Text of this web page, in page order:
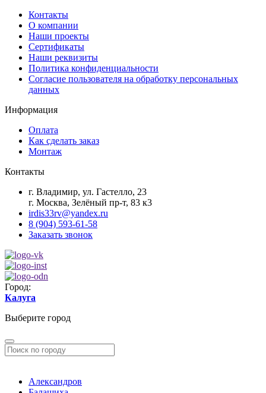
Контакты
О компании
Наши проекты
Сертификаты
Наши реквизиты
Политика конфиденциальности
Согласие пользователя на обработку персональных
данных
Информация
Оплата
Как сделать заказ
Монтаж
Контакты
г. Владимир, ул. Гастелло, 23
г. Москва, Зелёный пр-т, 83 к3
irdis33rv@yandex.ru
8 (904) 593-61-58
Заказать звонок
Город:
Калуга
Выберите город
Александров